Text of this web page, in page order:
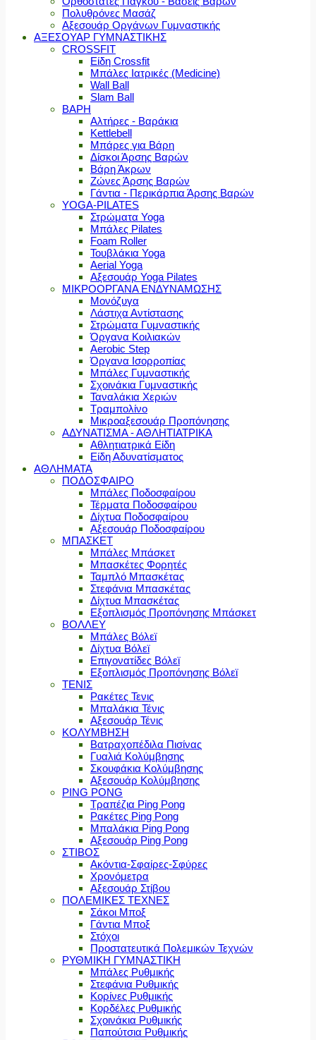
Πολυθρόνες Μασάζ
Αξεσουάρ Οργάνων Γυμναστικής
ΑΞΕΣΟΥΑΡ ΓΥΜΝΑΣΤΙΚΗΣ
CROSSFIT
Είδη Crossfit
Μπάλες Ιατρικές (Medicine)
Wall Ball
Slam Ball
ΒΑΡΗ
Αλτήρες - Βαράκια
Kettlebell
Μπάρες για Βάρη
Δίσκοι Άρσης Βαρών
Βάρη Άκρων
Ζώνες Άρσης Βαρών
Γάντια - Περικάρπια Άρσης Βαρών
YOGA-PILATES
Στρώματα Yoga
Μπάλες Pilates
Foam Roller
Τουβλάκια Yoga
Aerial Yoga
Αξεσουάρ Yoga Pilates
ΜΙΚΡΟΟΡΓΑΝΑ ΕΝΔΥΝΑΜΩΣΗΣ
Μονόζυγα
Λάστιχα Αντίστασης
Στρώματα Γυμναστικής
Όργανα Κοιλιακών
Aerobic Step
Όργανα Ισορροπίας
Μπάλες Γυμναστικής
Σχοινάκια Γυμναστικής
Ταναλάκια Χεριών
Τραμπολίνο
Μικροαξεσουάρ Προπόνησης
ΑΔΥΝΑΤΙΣΜΑ - ΑΘΛΗΤΙΑΤΡΙΚΑ
Αθλητιατρικά Είδη
Είδη Αδυνατίσματος
ΑΘΛΗΜΑΤΑ
ΠΟΔΟΣΦΑΙΡΟ
Μπάλες Ποδοσφαίρου
Τέρματα Ποδοσφαίρου
Δίχτυα Ποδοσφαίρου
Αξεσουάρ Ποδοσφαίρου
ΜΠΑΣΚΕΤ
Μπάλες Μπάσκετ
Μπασκέτες Φορητές
Ταμπλό Μπασκέτας
Στεφάνια Μπασκέτας
Δίχτυα Μπασκέτας
Εξοπλισμός Προπόνησης Μπάσκετ
ΒΟΛΛΕΥ
Μπάλες Βόλεϊ
Δίχτυα Βόλεϊ
Επιγονατίδες Βόλεϊ
Εξοπλισμός Προπόνησης Βόλεϊ
ΤΕΝΙΣ
Ρακέτες Τενις
Μπαλάκια Τένις
Αξεσουάρ Τένις
ΚΟΛΥΜΒΗΣΗ
Βατραχοπέδιλα Πισίνας
Γυαλιά Κολύμβησης
Σκουφάκια Κολύμβησης
Αξεσουάρ Κολύμβησης
PING PONG
Τραπέζια Ping Pong
Ρακέτες Ping Pong
Μπαλάκια Ping Pong
Αξεσουάρ Ping Pong
ΣΤΙΒΟΣ
Ακόντια-Σφαίρες-Σφύρες
Χρονόμετρα
Αξεσουάρ Στίβου
ΠΟΛΕΜΙΚΕΣ ΤΕΧΝΕΣ
Σάκοι Μποξ
Γάντια Μποξ
Στόχοι
Προστατευτικά Πολεμικών Τεχνών
ΡΥΘΜΙΚΗ ΓΥΜΝΑΣΤΙΚΗ
Μπάλες Ρυθμικής
Στεφάνια Ρυθμικής
Κορίνες Ρυθμικής
Κορδέλες Ρυθμικής
Σχοινάκια Ρυθμικής
Παπούτσια Ρυθμικής